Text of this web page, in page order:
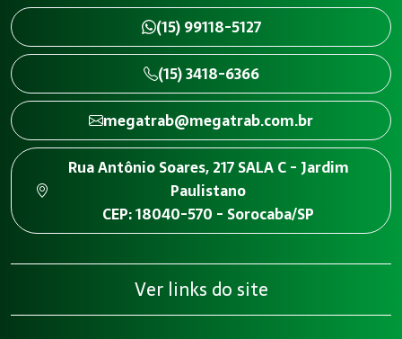
(15) 99118-5127
(15) 3418-6366
megatrab@megatrab.com.br
Rua Antônio Soares, 217 SALA C - Jardim
Paulistano
CEP: 18040-570 - Sorocaba/SP
Ver links do site